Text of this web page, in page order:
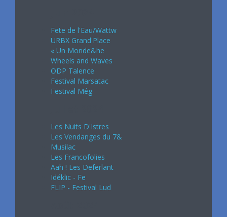
Fete de l'Eau/Wattw
URBX Grand'Place
« Un Monde&he
Wheels and Waves
ODP Talence
Festival Marsatac
Festival Még
Les Nuits D'Istres
Les Vendanges du 7&
Musilac
Les Francofolies
Aah ! Les Deferlant
Idéklic - Fe
FLIP - Festival Lud